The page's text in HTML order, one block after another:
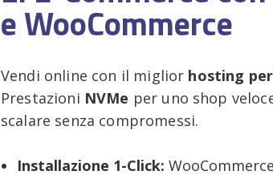
e WooCommerce
Vendi online con il miglior hosting
Prestazioni NVMe per uno shop
scalare senza compromessi.
Installazione 1-Click: